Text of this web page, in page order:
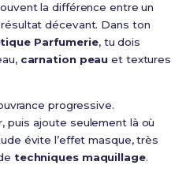
la différence entre un
décevant. Dans ton
Parfumerie, tu dois
carnation peau et textures
progressive.
puis ajoute seulement là où
évite l’effet masque, très
techniques maquillage.